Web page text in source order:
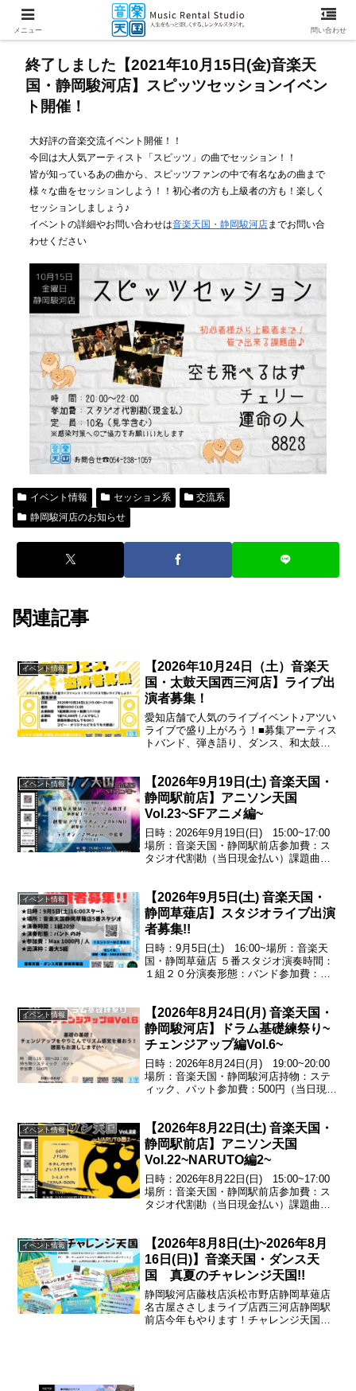
終了しました【2021年10月15日(金)音楽天
国・静岡駿河店】スピッツセッションイベン
ト開催！
大好評の音楽交流イベント開催！！
今回は大人気アーティスト「スピッツ」の曲でセッション！！
皆が知っているあの曲から、スピッツファンの中で有名なあの曲まで
様々な曲をセッションしよう！！初心者の方も上級者の方も！楽しく
セッションしましょう♪
イベントの詳細やお問い合わせは音楽天国・静岡駿河店までお問い合
わせください
イベント情報 セッション系
交流系
静岡駿河店のお知らせ
関連記事
イベント情報
【2026年10月24日（土）音楽天
国・太鼓天国西三河店】ライブ出
演者募集！
愛知店舗で人気のライブイベント♪アツい
ライブで盛り上がろう！■募集アーティス
トバンド、弾き語り、ダンス、和太鼓な
+転換リハ15分）■場所安城RADIO
CLUB■...
イベント情報
【2026年9月19日(土) 音楽天国・
静岡駅前店】アニソン天国
Vol.23~SFアニメ編~
日時：2026年9月19日(日) 15:00~17:00
場所：音楽天国・静岡駅前店参加費：ス
タジオ代割勘（当日現金払い）課題曲残
♪AKINO（創聖のアクエリオン）ライ...
イベント情報
【2026年9月5日(土) 音楽天国・
静岡草薙店】スタジオライブ出演
者募集!!
日時：9月5日(土) 16:00~場所：音楽天
国・静岡草薙店 ５番スタジオ演奏時間：
１組２０分演奏形態：バンド参加費：
イベント情報
【2026年8月24日(月) 音楽天国・
静岡駿河店】ドラム基礎練祭り~
チェンジアップ編Vol.6~
日時：2026年8月24日(月) 19:00~20:00
場所：音楽天国・静岡駿河店持物：ステ
ィック、パット参加費：500円（当日現金
します♪エントリー受付中！054...
イベント情報
【2026年8月22日(土) 音楽天国・
静岡駅前店】アニソン天国
Vol.22~NARUTO編2~
日時：2026年8月22日(日) 15:00~17:00
場所：音楽天国・静岡駅前店参加費：ス
タジオ代割勘（当日現金払い）課題曲
トリー受付中！お問い合わ...
イベント情報
【2026年8月8日(土)~2026年8月
16日(日)】音楽天国・ダンス天
国 真夏のチャレンジ天国!!
静岡駿河店藤枝店浜松市野店静岡草薙店
名古屋ささしまライブ店西三河店静岡駅
前店今年もやります！チャレンジ天国！
メニュー 問い合わせ